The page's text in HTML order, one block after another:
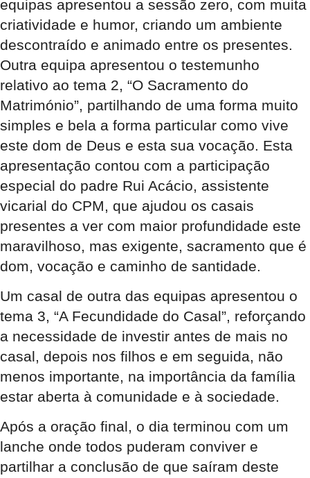
equipas apresentou a sessão zero, com muita
criatividade e humor, criando um ambiente
descontraído e animado entre os presentes.
Outra equipa apresentou o testemunho
relativo ao tema 2, “O Sacramento do
Matrimónio”, partilhando de uma forma muito
simples e bela a forma particular como vive
este dom de Deus e esta sua vocação. Esta
apresentação contou com a participação
especial do padre Rui Acácio, assistente
vicarial do CPM, que ajudou os casais
presentes a ver com maior profundidade este
maravilhoso, mas exigente, sacramento que é
dom, vocação e caminho de santidade.
Um casal de outra das equipas apresentou o
tema 3, “A Fecundidade do Casal”, reforçando
a necessidade de investir antes de mais no
casal, depois nos filhos e em seguida, não
menos importante, na importância da família
estar aberta à comunidade e à sociedade.
Após a oração final, o dia terminou com um
lanche onde todos puderam conviver e
partilhar a conclusão de que saíram deste